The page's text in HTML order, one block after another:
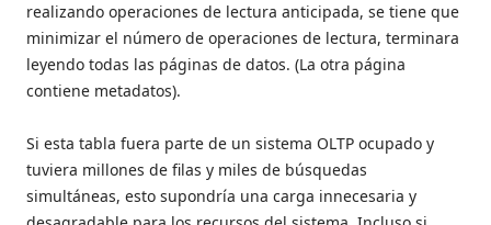
realizando operaciones de lectura anticipada, se tiene que
minimizar el número de operaciones de lectura, terminara
leyendo todas las páginas de datos. (La otra página
contiene metadatos).
Si esta tabla fuera parte de un sistema OLTP ocupado y
tuviera millones de filas y miles de búsquedas
simultáneas, esto supondría una carga innecesaria y